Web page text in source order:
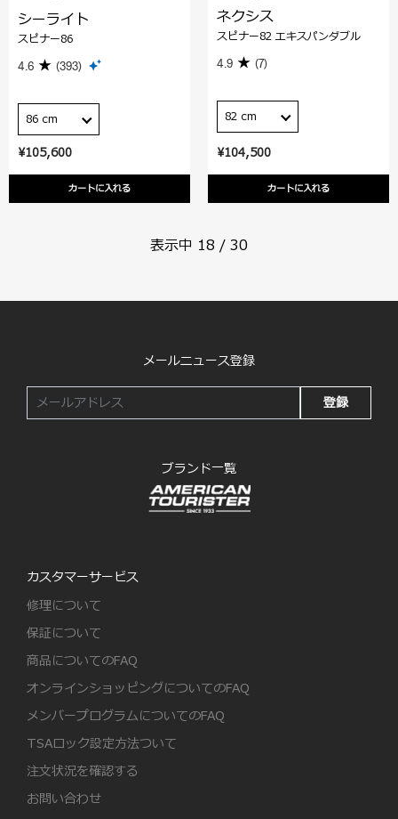
¥105,600
カートに入れる
シーライト
スピナー86
4.6 (393)
86 cm
¥104,500
カートに入れる
ネクシス
スピナー82 エキスパンダブル
4.9 (7)
82 cm
表示中 18 / 30
メールニュース登録
登録
ブランド一覧
カスタマーサービス
修理について
保証について
商品についてのFAQ
オンラインショッピングについてのFAQ
メンバープログラムについてのFAQ
TSAロック設定方法ついて
注文状況を確認する
お問い合わせ